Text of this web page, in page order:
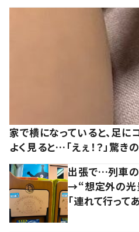
家で横になっていると、足に
よく見ると…「えぇ！？」驚き
出張で…列車
→“想定外の光景
「連れて行って